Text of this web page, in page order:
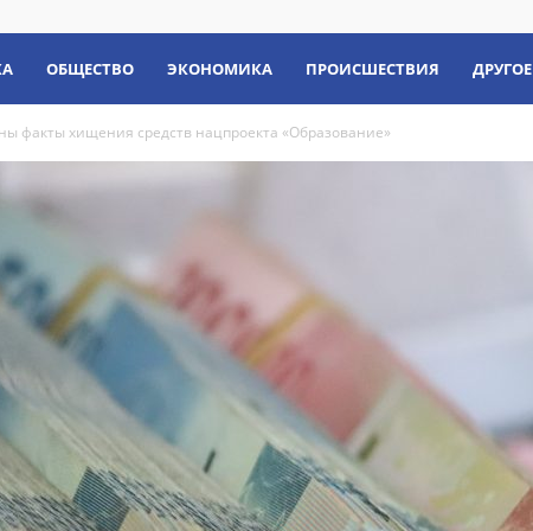
ОБЩЕСТВО ЭКОНОМИКА ПРОИСШЕСТВИЯ ДРУГОЕ
факты хищения средств нацпроекта «Образование»